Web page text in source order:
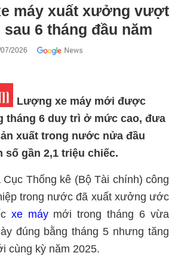
máy xuất xưởng vượt
6 tháng đầu năm
2026
Lượng xe máy mới được
tháng 6 duy trì ở mức cao, đưa
xuất trong nước nửa đầu
số gần 2,1 triệu chiếc.
Thống kê (Bộ Tài chính) công
trong nước đã xuất xưởng ước
xe máymới trong tháng 6 vừa
đúng bằng tháng 5 nhưng tăng
cùng kỳ năm 2025.